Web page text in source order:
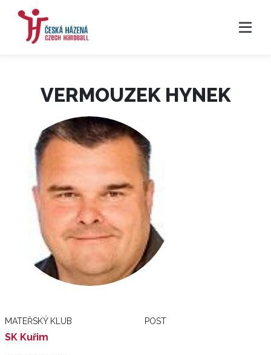
VERMOUZEK HYNEK
MATEŘSKÝ KLUB
SK Kuřim
POST